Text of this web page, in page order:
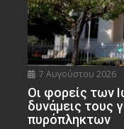
7 Αυγούστου 2026
Οι φορείς των
δυνάμεις τους
πυρόπληκτων